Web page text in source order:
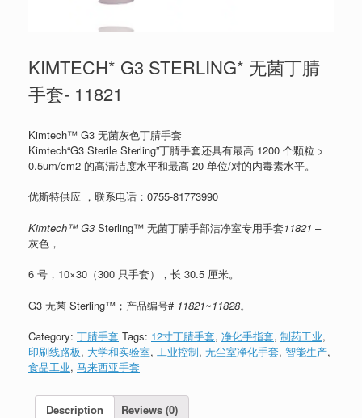
KIMTECH* G3 STERLING* 无菌丁腈
手套- 11821
Kimtech™ G3 无菌灰色丁腈手套
Kimtech“G3 Sterile Sterling”丁腈手套还具有最高 1200 个颗粒 >
0.5um/cm2 的高清洁度水平和最高 20 单位/对的内毒素水平。
优斯特供应 ，联系电话： 0755-81773990
Kimtech™ G3 Sterling™ 无菌丁腈手部洁净室专用手套11821 –
灰色，
6 号，10×30（300 只手套），长 30.5 厘米。
G3 无菌 Sterling™；产品编号# 11821~11828。
Category: 丁腈手套 Tags: 12寸丁腈手套, 净化手指套, 制药工业,
印刷线路板, 大学和实验室, 工业控制, 无尘室净化手套, 智能生产,
食品工业, 马来西亚手套
Description Reviews (0)